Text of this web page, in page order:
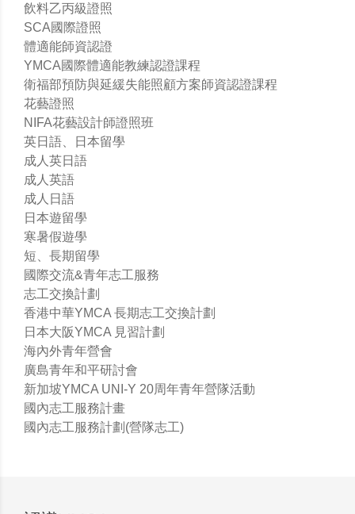
飲料乙丙級證照
SCA國際證照
體適能師資認證
YMCA國際體適能教練認證課程
衛福部預防與延緩失能照顧方案師資認證課程
花藝證照
NIFA花藝設計師證照班
英日語、日本留學
成人英日語
成人英語
成人日語
日本遊留學
寒暑假遊學
短、長期留學
國際交流&青年志工服務
志工交換計劃
香港中華YMCA 長期志工交換計劃
日本大阪YMCA 見習計劃
海內外青年營會
廣島青年和平研討會
新加坡YMCA UNI-Y 20周年青年營隊活動
國內志工服務計畫
國內志工服務計劃(營隊志工)